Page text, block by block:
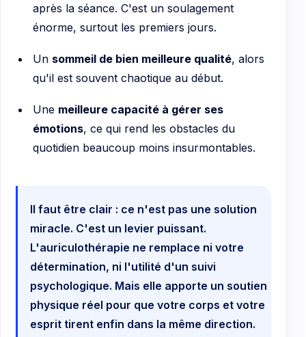
après la séance. C'est un soulagement
énorme, surtout les premiers jours.
Un sommeil de bien meilleure qualité, alors
qu'il est souvent chaotique au début.
Une meilleure capacité à gérer ses
émotions, ce qui rend les obstacles du
quotidien beaucoup moins insurmontables.
Il faut être clair : ce n'est pas une solution
miracle. C'est un levier puissant.
L'auriculothérapie ne remplace ni votre
détermination, ni l'utilité d'un suivi
psychologique. Mais elle apporte un soutien
physique réel pour que votre corps et votre
esprit tirent enfin dans la même direction.